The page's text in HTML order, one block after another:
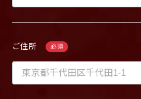
ご住所 必須